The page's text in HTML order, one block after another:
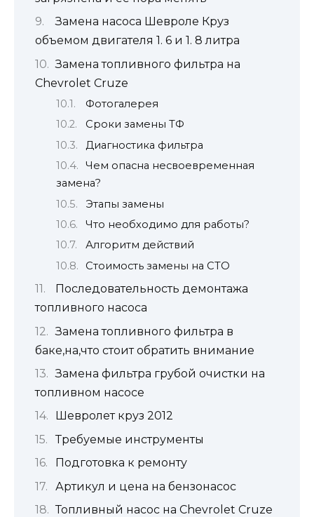
Замена насоса Шевроле Круз
объемом двигателя 1. 6 и 1. 8 литра
Замена топливного фильтра на
Сhevrolet Сruze
Фотогалерея
Сроки замены ТФ
Диагностика фильтра
Чем опасна несвоевременная
замена?
Этапы замены
Что необходимо для работы?
Алгоритм действий
Стоимость замены на СТО
Последовательность демонтажа
топливного насоса
Замена топливного фильтра в
баке,на,что стоит обратить внимание
Замена фильтра грубой очистки на
топливном насосе
Шевролет круз 2012
Требуемые инструменты
Подготовка к ремонту
Артикул и цена на бензонасос
Топливный насос на Chevrolet Cruze